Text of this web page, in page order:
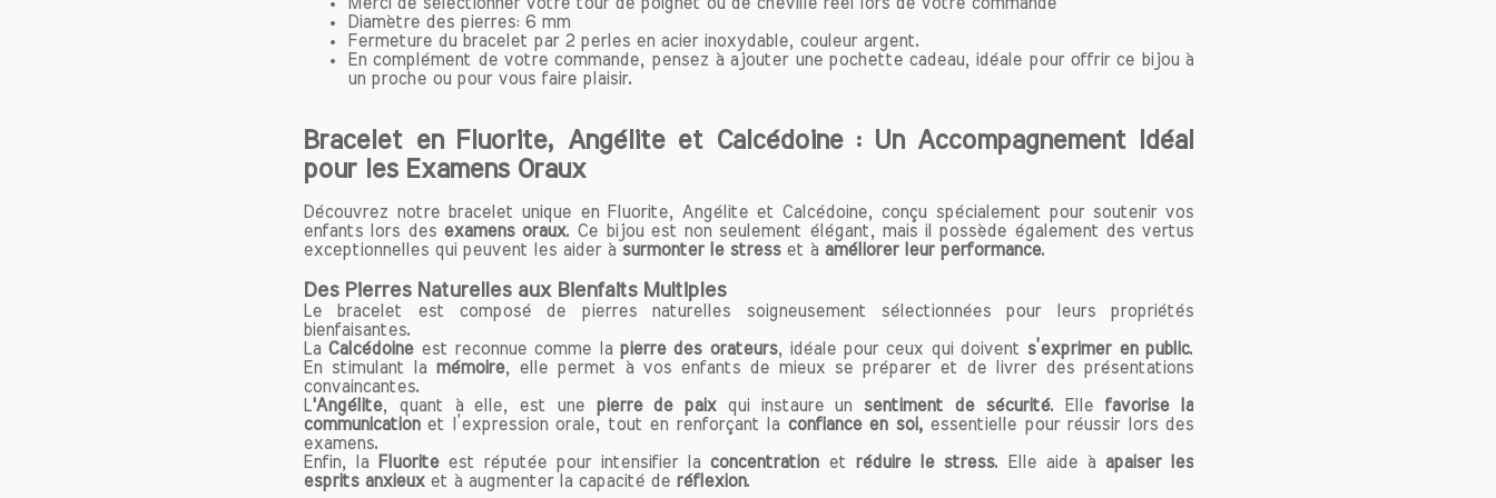
Chaque bracelet que nous proposons est soigneusement élaboré pour offrir
des bienfaits uniques, visant à harmoniser votre esprit et votre cœur. Nos
bracelets sont non seulement des accessoires tendance, mais aussi des outils
puissants pour améliorer votre qualité de vie.
d’une clarté d’esprit et d’un sentiment de bien-être général. Que vous
cherchiez à réduire le stress, à augmenter votre énergie ou à renforcer votre
Comment porter vos bracelets de lithothérapie ?
Pour tirer le meilleur parti des bienfaits de vos bracelets, il est conseillé de les
porter régulièrement. Que ce soit au travail, lors de vos séances de méditation
ou dans votre vie quotidienne, l'important est de les intégrer dans votre
routine. Vous pouvez également les associer avec d'autres bijoux pour créer
un look unique et personnel.
Prendre soin de vos bracelets
Pour préserver l'énergie et la beauté de vos bracelets en pierres naturelles, il
est essentiel de les nettoyer régulièrement. Vous pouvez les rincer à l'eau
claire ou les exposer à la lumière de la lune. Évitez également de les exposer à
Diamètre des pierres: 6 mm
Fermeture du bracelet par 2 perles en acier inoxydable, couleur argent.
En complément de votre commande, pensez à ajouter une pochette cadeau, idéale pour offrir ce bijou à
un proche ou pour vous faire plaisir.
Bracelet en Fluorite, Angélite et Calcédoine : Un Accompagnement Idéal
pour les Examens Oraux
Découvrez notre bracelet unique en Fluorite, Angélite et Calcédoine, conçu spécialement pour soutenir vos
enfants lors desexamens oraux. Ce bijou est non seulement élégant, mais il possède également des vertus
exceptionnelles qui peuvent les aider à surmonter le stress et à améliorer leur performance.
Des Pierres Naturelles aux Bienfaits Multiples
Le bracelet est composé de pierres naturelles soigneusement sélectionnées pour leurs propriétés
bienfaisantes.
La Calcédoineest reconnue comme la pierre des orateurs, idéale pour ceux qui doivent s’exprimer en public.
En stimulant la mémoire, elle permet à vos enfants de mieux se préparer et de livrer des présentations
convaincantes.
L'Angélite, quant à elle, est une pierre de paixqui instaure un sentiment de sécurité. Elle favorise la
communicationet l’expression orale, tout en renforçant la confiance en soi,essentielle pour réussir lors des
examens.
Enfin, la
Fluoriteest réputée pour intensifier la concentrationet réduire le stress. Elle aide à apaiser les
esprits anxieux et à augmenter la capacité de réflexion.